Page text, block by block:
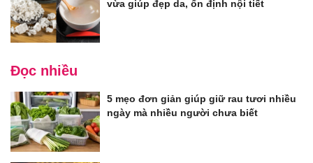
vừa giúp đẹp da, ổn định nội tiết
Đọc nhiều
5 mẹo đơn giản giúp giữ rau tươi nhiều
ngày mà nhiều người chưa biết